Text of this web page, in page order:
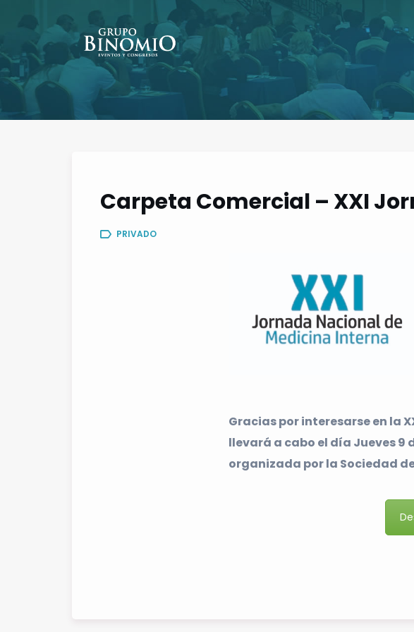
Carpeta Comercial – XXI
PRIVADO
Gracias por interesarse en la
llevará a cabo el día Jueves 9
organizada por la Sociedad